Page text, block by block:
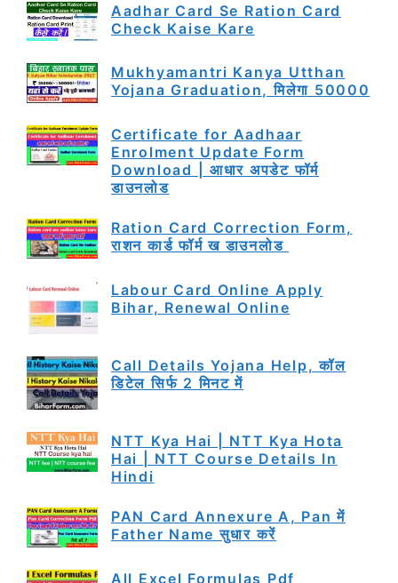
Aadhar Card Se Ration Card
Check Kaise Kare
Mukhyamantri Kanya Utthan
Yojana Graduation, मिलेगा 50000
Certificate for Aadhaar
Enrolment Update Form
Download | आधार अपडेट फॉर्म
डाउनलोड
Ration Card Correction Form,
राशन कार्ड फॉर्म ख डाउनलोड
Labour Card Online Apply
Bihar, Renewal Online
Call Details Yojana Help, कॉल
डिटेल सिर्फ 2 मिनट में
NTT Kya Hai | NTT Kya Hota
Hai | NTT Course Details In
Hindi
PAN Card Annexure A, Pan में
Father Name सुधार करें
All Excel Formulas Pdf